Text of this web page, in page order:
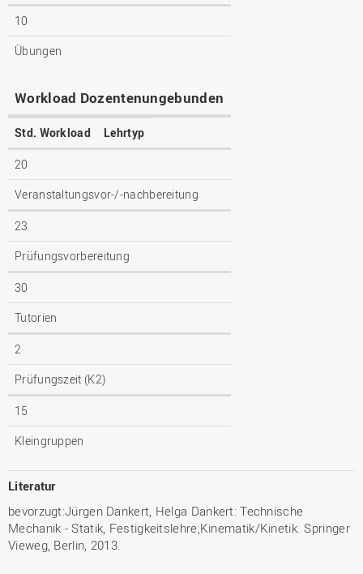
10
Übungen
Workload Dozentenungebunden
Std. Workload Lehrtyp
20
Veranstaltungsvor-/-nachbereitung
23
Prüfungsvorbereitung
30
Tutorien
2
Prüfungszeit (K2)
15
Kleingruppen
Literatur
bevorzugt:Jürgen Dankert, Helga Dankert: Technische
Mechanik - Statik, Festigkeitslehre,Kinematik/Kinetik. Springer
Vieweg, Berlin, 2013.